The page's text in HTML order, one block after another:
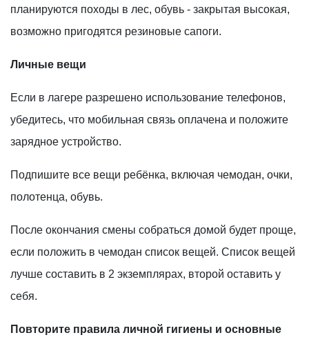
планируются походы в лес, обувь - закрытая высокая,
возможно пригодятся резиновые сапоги.
Личные вещи
Если в лагере разрешено использование телефонов,
убедитесь, что мобильная связь оплачена и положите
зарядное устройство.
Подпишите все вещи ребёнка, включая чемодан, очки,
полотенца, обувь.
После окончания смены собраться домой будет проще,
если положить в чемодан список вещей. Список вещей
лучше составить в 2 экземплярах, второй оставить у
себя.
Повторите правила личной гигиены и основные